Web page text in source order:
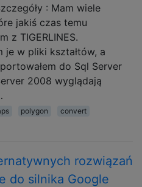
: Mam wiele
jakiś czas temu
z TIGERLINES.
je w pliki kształtów, a
do Sql Server
2008 wyglądają
polygon
convert
rozwiązań
do silnika Google